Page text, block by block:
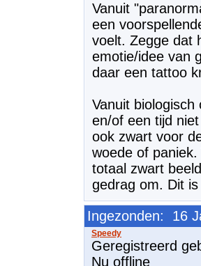
Vanuit
een
voelt. Zegge dat
emotie/idee van
daar een tattoo
Vanuit
en/of een tijd
ook zwart voor
woede of
totaal zwart
gedrag om. Dit
Ingezonden: 16
Geregistreerd
Nu offline